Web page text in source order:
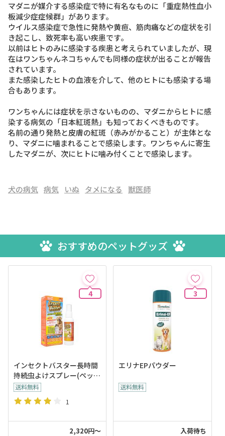
マダニが媒介する感染症で特に有名なものに 「重症熱性血小
板減少症症候群」 があります。
ウイルス感染症で急性に発熱や黄疸、筋肉痛などの症状を引
き起こし、致死率も高い疾患です。
以前はヒトのみに感染する疾患と考えられていましたが、現
在はワンちゃんネコちゃんでも同様の症状が出ることが報告
されています。
また感染したヒトの血液を介して、他のヒトにも感染する場
合もあります。
ワンちゃんには症状を示さないものの、マダニからヒトに感
染する病気の 「日本紅斑熱」 も知っておくべきものです。
名前の通り発熱と皮膚の紅斑（赤みがかること）が主体とな
り、マダニに噛まれることで感染します。ワンちゃんに寄生
したマダニが、次にヒトに噛み付くことで感染します。
犬の病気 病気 いぬ タメになる 獣医師
おすすめのペットグッズ
4
インセクトバスター長時間
持続虫よけスプレー(ペット
用)
1
2,320円～
3
エリナEPパウダー
入荷待ち